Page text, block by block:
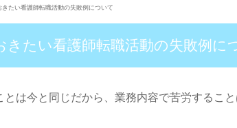
きたい看護師転職活動の失敗例について
たい看護師転職活動の失敗例に
は今と同じだから、業務内容で苦労するこ